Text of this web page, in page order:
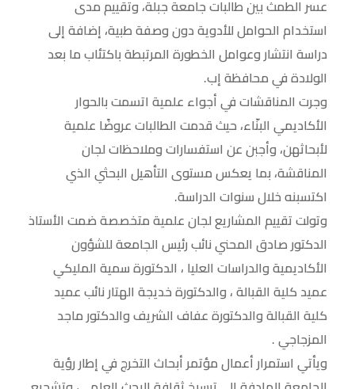
عسر الطمث بين طالبات جامعة جبلة، وتقييم مدى
استخدام الحوامل للأدوية دون وصفة طبية، إضافة إلى
دراسة انتشار وعوامل الخطورة المرتبطة باكتئاب ما بعد
الولادة في محافظة إب.
وجرت المناقشات في أجواء علمية اتسمت بالحوار
الأكاديمي البنّاء، حيث قدمت الطالبات عروضًا علمية
لأبحاثهن، وأجبن عن استفسارات وملاحظات لجان
المناقشة، بما يعكس مستوى التأهيل البحثي الذي
اكتسبنه خلال سنوات الدراسة.
وتولت تقييم المشاريع لجان علمية متخصصة ضمت الأستاذ
الدكتور صادق المحني نائب رئيس الجامعة للشؤون
الأكاديمية والدراسات العليا ، الدكتورة سمية المليكي
عميد كلية القبالة ، والدكتورة خديجة الهتار نائب عميد
كلية القبالة والدكتورة عفاف الشريف والدكتور ماجد
المزجاجي .
ويأتي استمرار أعمال مؤتمر أبحاث التخرج في إطار رؤية